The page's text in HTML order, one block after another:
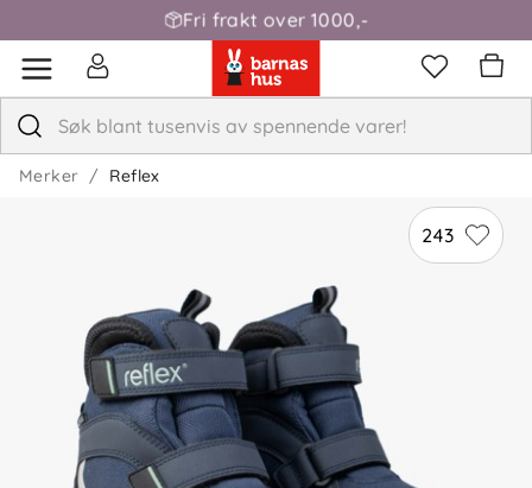
Fri frakt over 1000,-
Merker Reflex
243